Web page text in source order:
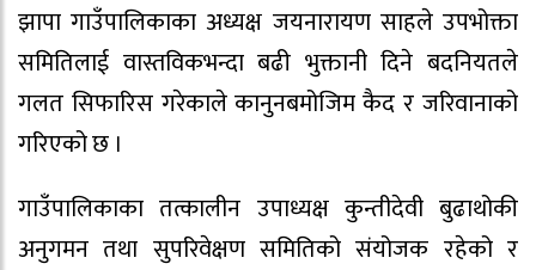
झापा गाउँपालिकाका अध्यक्ष जयनारायण साहले उपभोक्ता
समितिलाई वास्तविकभन्दा बढी भुक्तानी दिने बदनियतले
गलत सिफारिस गरेकाले कानुनबमोजिम कैद र जरिवानाको
गरिएको छ ।
गाउँपालिकाका तत्कालीन उपाध्यक्ष कुन्तीदेवी बुढाथोकी
अनुगमन तथा सुपरिवेक्षण समितिको संयोजक रहेको र